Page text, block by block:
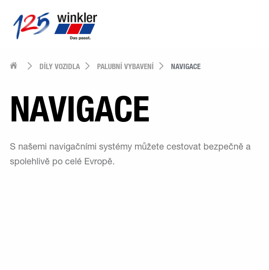
DÍLY VOZIDLA PALUBNÍ VYBAVENÍ NAVIGACE
NAVIGACE
S našemi navigačními systémy můžete cestovat bezpečně a
spolehlivě po celé Evropě.